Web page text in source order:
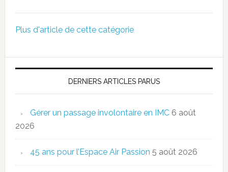
Plus d'article de cette catégorie
DERNIERS ARTICLES PARUS
Gérer un passage involontaire en IMC 6 août
2026
45 ans pour l’Espace Air Passion 5 août 2026